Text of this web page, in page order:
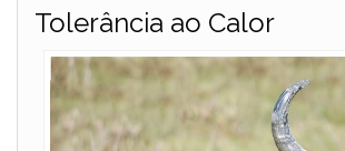
Tolerância ao Calor